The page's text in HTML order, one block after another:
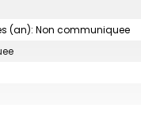
(an): Non communiquee